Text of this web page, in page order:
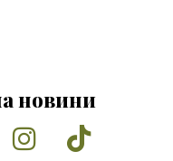
новини
Instagram
Tiktok